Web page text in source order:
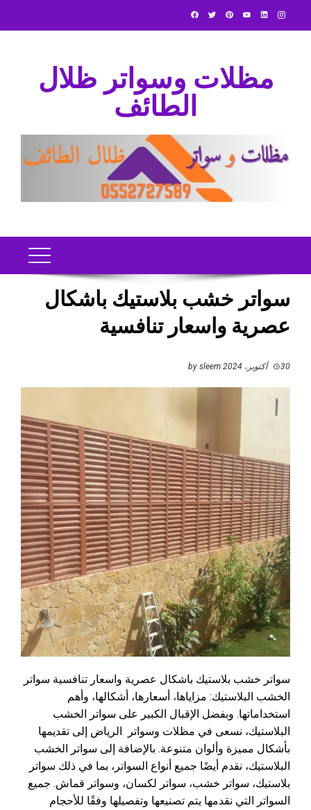
مظلات وسواتر ظلال
الطائف
سواتر خشب بلاستيك باشكال
عصرية واسعار تنافسية
30 أكتوبر، 2024 sleem
سواتر خشب بلاستيك باشكال عصرية واسعار تنافسية سواتر
الخشب البلاستيك: مزاياها، أسعارها، أشكالها، وأهم
استخداماتها. وبفضل الإقبال الكبير على سواتر الخشب
البلاستيك، نسعى في مظلات وسواتر الرياض إلى تقديمها
بأشكال مميزة وألوان متنوعة. بالإضافة إلى سواتر الخشب
البلاستيك، نقدم أيضًا جميع أنواع السواتر، بما في ذلك سواتر
بلاستيك، سواتر خشب، سواتر لكسان، وسواتر قماش. جميع
السواتر التي نقدمها يتم تصنيعها وتفصيلها وفقًا للأحجام